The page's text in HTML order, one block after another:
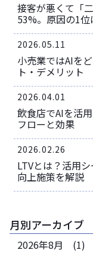
接客が悪くて「
53%。原因の1位
2026.05.11
小売業ではAIを
ト・デメリット
2026.04.01
飲食店でAIを活
フローと効果
2026.02.26
LTVとは？活用
向上施策を解説
月別アーカイブ
2026年8月 (1)